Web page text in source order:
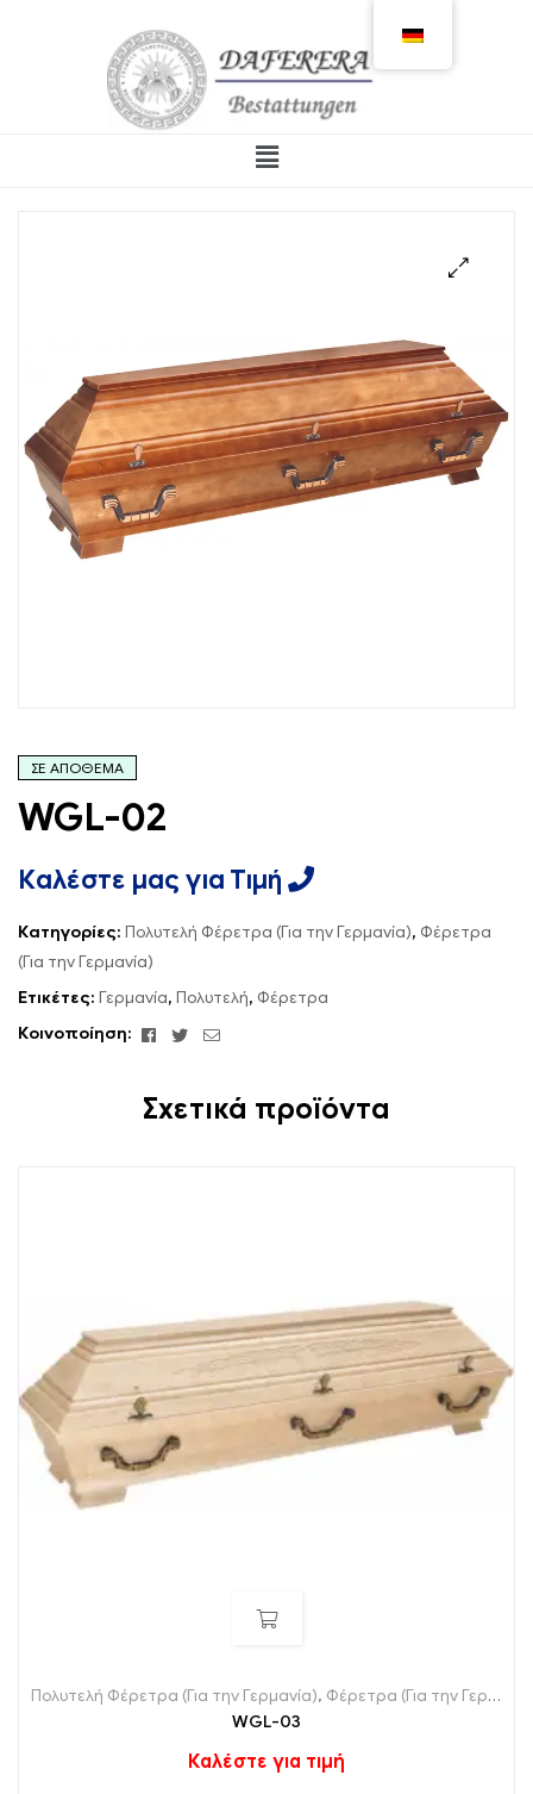
ΣΕ ΑΠΌΘΕΜΑ
WGL-02
Καλέστε μας για Τιμή
Κατηγορίες: Πολυτελή Φέρετρα (Για την Γερμανία), Φέρετρα
(Για την Γερμανία)
Ετικέτες: Γερμανία, Πολυτελή, Φέρετρα
Κοινοποίηση:
FacebookΚελάδημα
ΗΛΕΚΤΡΟΝΙΚΗ
Σχετικά προϊόντα
Πολυτελή Φέρετρα (Για την Γερμανία), Φέρετρα (Για την Γερμανία)
WGL-03
Καλέστε για τιμή